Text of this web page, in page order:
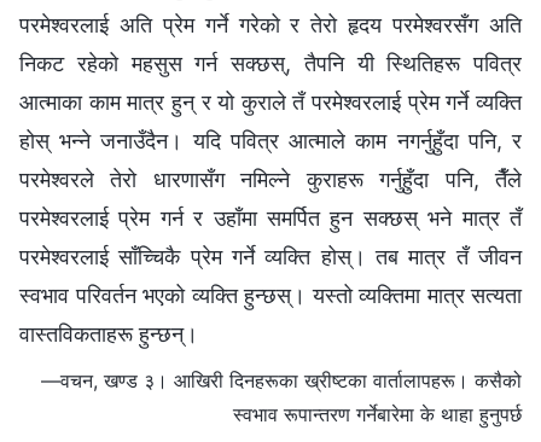
परमेश्‍वरलाई अति प्रेम गर्ने गरेको र तेरो हृदय परमेश्‍वरसँग अति
निकट रहेको महसुस गर्न सक्छस्, तैपनि यी स्थितिहरू पवित्र
आत्माका काम मात्र हुन् र यो कुराले तँ परमेश्‍वरलाई प्रेम गर्ने व्यक्ति
होस् भन्‍ने जनाउँदैन। यदि पवित्र आत्माले काम नगर्नुहुँदा पनि, र
परमेश्‍वरले तेरो धारणासँग नमिल्ने कुराहरू गर्नुहुँदा पनि, तैँले
परमेश्‍वरलाई प्रेम गर्न र उहाँमा समर्पित हुन सक्छस् भने मात्र तँ
परमेश्‍वरलाई साँच्‍चिकै प्रेम गर्ने व्यक्ति होस्। तब मात्र तँ जीवन
स्वभाव परिवर्तन भएको व्यक्ति हुन्छस्। यस्तो व्यक्तिमा मात्र सत्यता
वास्तविकताहरू हुन्छन्।
—वचन, खण्ड ३। आखिरी दिनहरूका ख्रीष्टका वार्तालापहरू। कसैको
स्वभाव रूपान्तरण गर्नेबारेमा के थाहा हुनुपर्छ